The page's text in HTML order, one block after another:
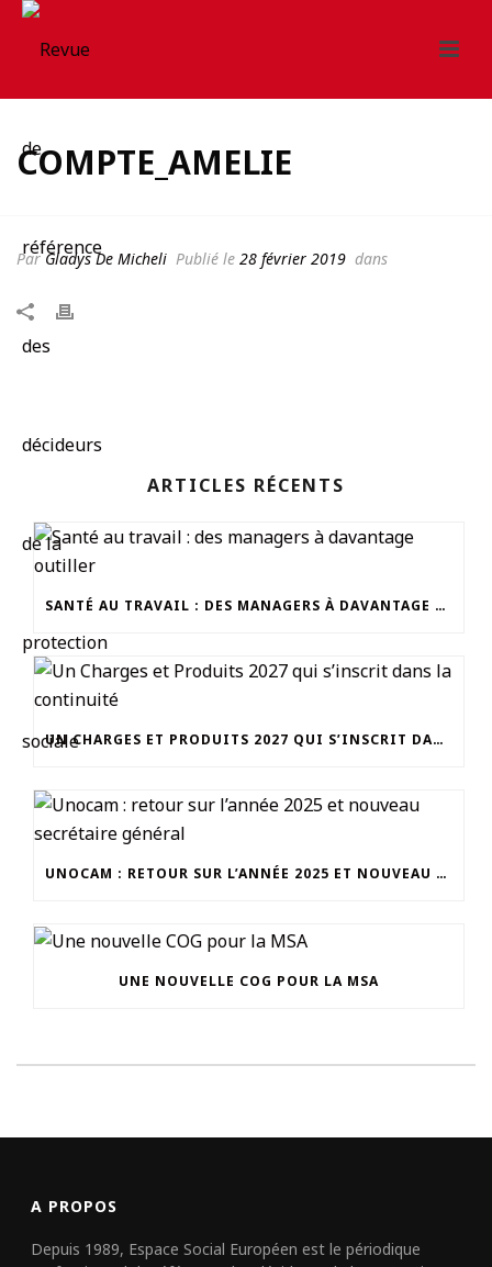
COMPTE_AMELIE
ParGladys De Micheli Publié le 28 février 2019 dans
ARTICLES RÉCENTS
SANTÉ AU TRAVAIL : DES MANAGERS À DAVANTAGE OUTILLER
UN CHARGES ET PRODUITS 2027 QUI S’INSCRIT DANS LA CONTINUITÉ
UNOCAM : RETOUR SUR L’ANNÉE 2025 ET NOUVEAU SECRÉTAIRE GÉNÉRAL
UNE NOUVELLE COG POUR LA MSA
A PROPOS
Depuis 1989, Espace Social Européen est le périodique